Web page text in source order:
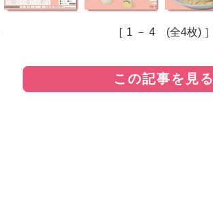
［ 1 － 4 (全4枚) ］
この記事を見る